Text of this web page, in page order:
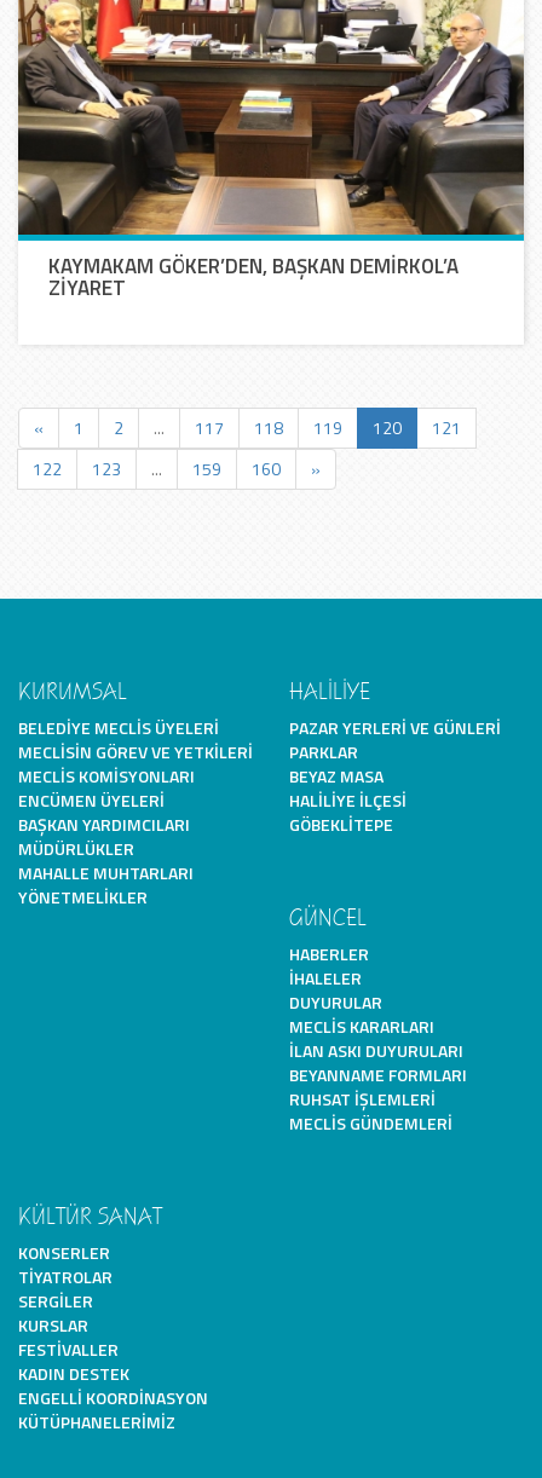
KAYMAKAM GÖKER’DEN, BAŞKAN DEMİRKOL’A
ZİYARET
« 1 2 ... 117 118 119 120
121
122
123 ... 159 160 »
KURUMSAL
BELEDIYE MECLIS ÜYELERI
MECLISIN GÖREV VE YETKILERI
MECLIS KOMISYONLARI
ENCÜMEN ÜYELERI
BAŞKAN YARDIMCILARI
MÜDÜRLÜKLER
MAHALLE MUHTARLARI
YÖNETMELIKLER
HALİLİYE
PAZAR YERLERI VE GÜNLERI
PARKLAR
BEYAZ MASA
HALILIYE İLÇESI
GÖBEKLITEPE
GÜNCEL
HABERLER
İHALELER
DUYURULAR
MECLIS KARARLARI
İLAN ASKI DUYURULARI
BEYANNAME FORMLARI
RUHSAT İŞLEMLERI
MECLIS GÜNDEMLERI
KÜLTÜR SANAT
KONSERLER
TIYATROLAR
SERGILER
KURSLAR
FESTIVALLER
KADIN DESTEK
ENGELLI KOORDINASYON
KÜTÜPHANELERIMIZ